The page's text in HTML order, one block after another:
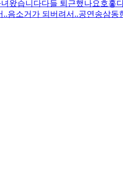
왔습니다다들 퇴근했나요호홓
..음소거가 되버려서..공연 송삼동